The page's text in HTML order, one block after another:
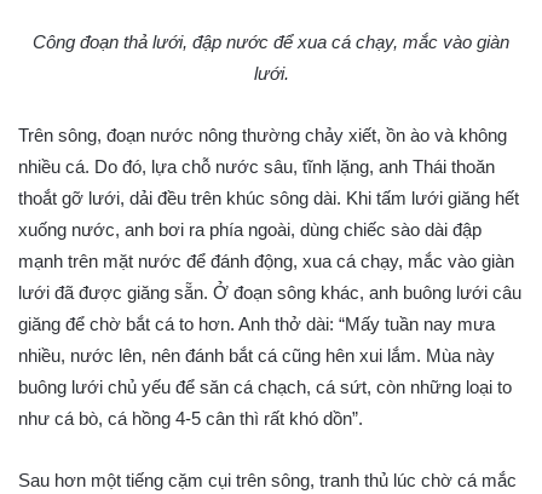
Công đoạn thả lưới, đập nước để xua cá chạy, mắc vào giàn
lưới.
Trên sông, đoạn nước nông thường chảy xiết, ồn ào và không
nhiều cá. Do đó, lựa chỗ nước sâu, tĩnh lặng, anh Thái thoăn
thoắt gỡ lưới, dải đều trên khúc sông dài. Khi tấm lưới giăng hết
xuống nước, anh bơi ra phía ngoài, dùng chiếc sào dài đập
mạnh trên mặt nước để đánh động, xua cá chạy, mắc vào giàn
lưới đã được giăng sẵn. Ở đoạn sông khác, anh buông lưới câu
giăng để chờ bắt cá to hơn. Anh thở dài: “Mấy tuần nay mưa
nhiều, nước lên, nên đánh bắt cá cũng hên xui lắm. Mùa này
buông lưới chủ yếu để săn cá chạch, cá sứt, còn những loại to
như cá bò, cá hồng 4-5 cân thì rất khó dồn”.
Sau hơn một tiếng cặm cụi trên sông, tranh thủ lúc chờ cá mắc